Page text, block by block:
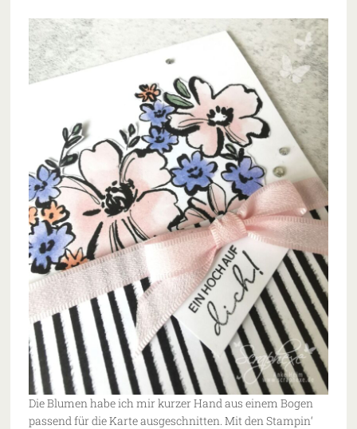
Die Blumen habe ich mir kurzer Hand aus einem Bogen
passend für die Karte ausgeschnitten. Mit den Stampin‘